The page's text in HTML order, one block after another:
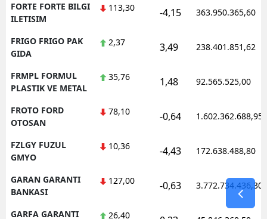
FORTE FORTE BILGI
ILETISIM
113,30 -4,15 363.950.365,60
FRIGO FRIGO PAK
GIDA
2,37 3,49 238.401.851,62
FRMPL FORMUL
PLASTIK VE METAL
35,76 1,48 92.565.525,00
FROTO FORD
OTOSAN
78,10 -0,64 1.602.362.688,95
FZLGY FUZUL
GMYO
10,36 -4,43 172.638.488,80
GARAN GARANTI
BANKASI
127,00 -0,63 3.772.734.436,30
GARFA GARANTI 26,40